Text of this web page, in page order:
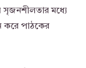
সৃজনশীলতার মধ্যে
করে পাঠকের